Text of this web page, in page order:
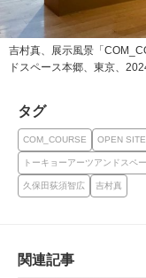
吉村真、展示風景「
ドスペース本郷、東京、
タグ
COM_COURSE OPEN SITE
トーキョーアーツアンドスペ
久保田荻須智広 吉村真
関連記事